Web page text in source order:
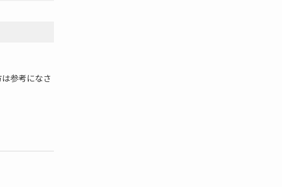
参考になさ